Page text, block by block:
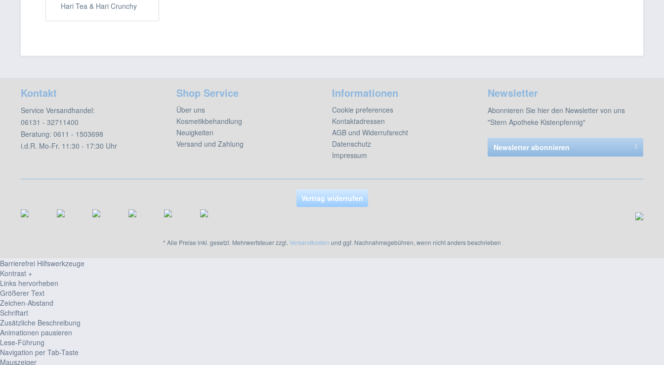
Hari Tea & Hari Crunchy
Kontakt
Service Versandhandel:
06131 - 32711400
Beratung: 0611 - 1503698
i.d.R. Mo-Fr. 11:30 - 17:30 Uhr
Shop Service
Über uns
Kosmetikbehandlung
Neuigkeiten
Versand und Zahlung
Informationen
Cookie preferences
Kontaktadressen
AGB und Widerrufsrecht
Datenschutz
Impressum
Newsletter
Abonnieren Sie hier den Newsletter von uns
"Stern Apotheke Kistenpfennig"
Newsletter abonnieren
Vertrag widerrufen
* Alle Preise inkl. gesetzl. Mehrwertsteuer zzgl. Versandkosten und ggf. Nachnahmegebühren, wenn nicht anders beschrieben
Barrierefrei Hilfswerkzeuge
Kontrast +
Links hervorheben
Größerer Text
Zeichen-Abstand
Schriftart
Zusätzliche Beschreibung
Animationen pausieren
Lese-Führung
Navigation per Tab-Taste
Mauszeiger